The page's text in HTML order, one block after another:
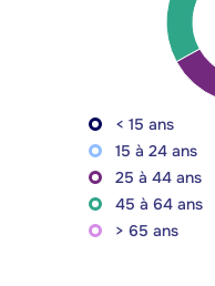
< 15 ans
15 à 24 ans
25 à 44 ans
45 à 64 ans
> 65 ans